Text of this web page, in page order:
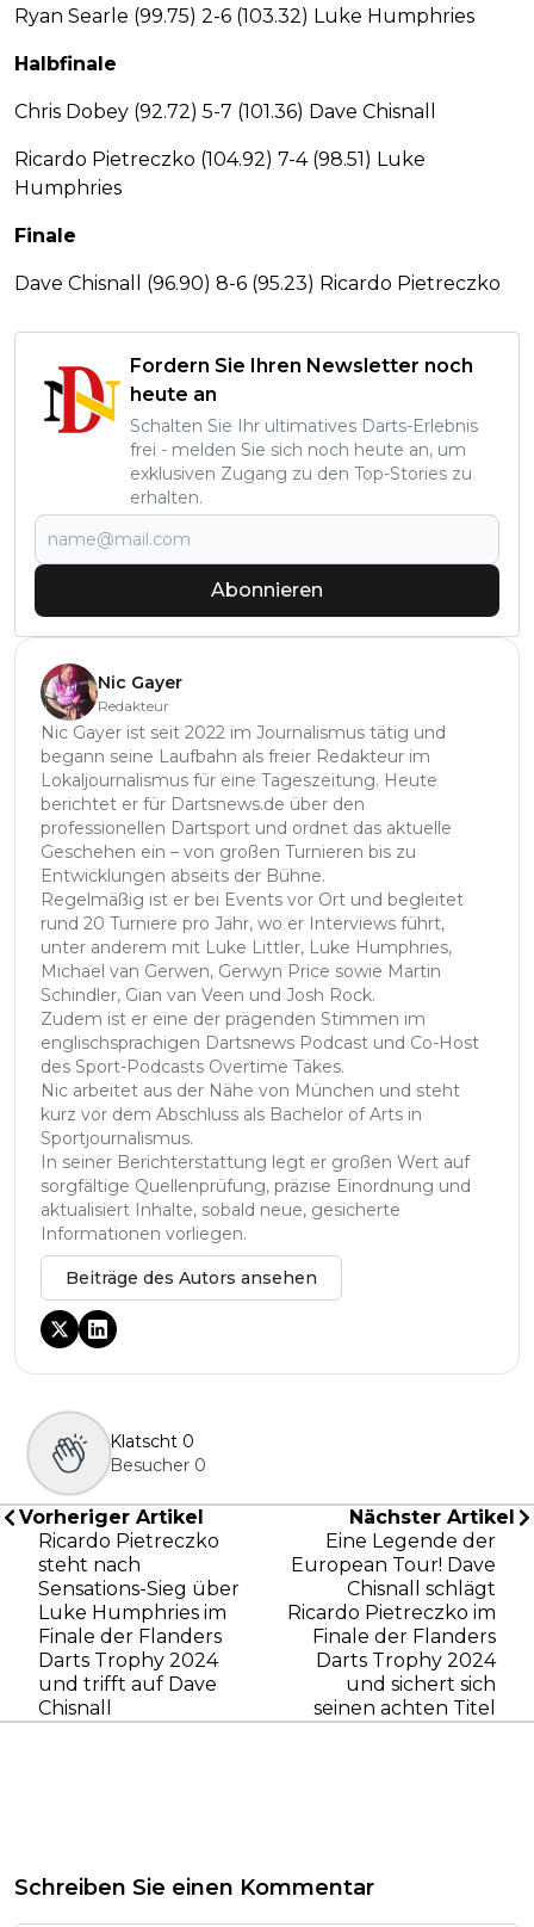
Ryan Searle (99.75) 2-6 (103.32) Luke Humphries
Halbfinale
Chris Dobey (92.72) 5-7 (101.36) Dave Chisnall
Ricardo Pietreczko (104.92) 7-4 (98.51) Luke
Humphries
Finale
Dave Chisnall (96.90) 8-6 (95.23) Ricardo Pietreczko
Fordern Sie Ihren Newsletter noch
heute an
Schalten Sie Ihr ultimatives Darts-Erlebnis
frei - melden Sie sich noch heute an, um
exklusiven Zugang zu den Top-Stories zu
erhalten.
Abonnieren
Nic Gayer
Redakteur
Nic Gayer ist seit 2022 im Journalismus tätig und
begann seine Laufbahn als freier Redakteur im
Lokaljournalismus für eine Tageszeitung. Heute
berichtet er für Dartsnews.de über den
professionellen Dartsport und ordnet das aktuelle
Geschehen ein – von großen Turnieren bis zu
Entwicklungen abseits der Bühne.
Regelmäßig ist er bei Events vor Ort und begleitet
rund 20 Turniere pro Jahr, wo er Interviews führt,
unter anderem mit Luke Littler, Luke Humphries,
Michael van Gerwen, Gerwyn Price sowie Martin
Schindler, Gian van Veen und Josh Rock.
Zudem ist er eine der prägenden Stimmen im
englischsprachigen Dartsnews Podcast und Co-Host
des Sport-Podcasts Overtime Takes.
Nic arbeitet aus der Nähe von München und steht
kurz vor dem Abschluss als Bachelor of Arts in
Sportjournalismus.
In seiner Berichterstattung legt er großen Wert auf
sorgfältige Quellenprüfung, präzise Einordnung und
aktualisiert Inhalte, sobald neue, gesicherte
Informationen vorliegen.
Beiträge des Autors ansehen
Klatscht 0
Besucher 0
Vorheriger Artikel
Ricardo Pietreczko
steht nach
Sensations-Sieg über
Luke Humphries im
Finale der Flanders
Darts Trophy 2024
und trifft auf Dave
Chisnall
Nächster Artikel
Eine Legende der
European Tour! Dave
Chisnall schlägt
Ricardo Pietreczko im
Finale der Flanders
Darts Trophy 2024
und sichert sich
seinen achten Titel
Schreiben Sie einen Kommentar